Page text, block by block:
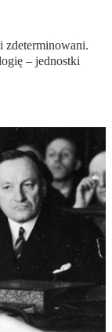
zdeterminowani.
– jednostki